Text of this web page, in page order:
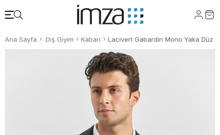
Ana Sayfa Dış Giyim Kaban